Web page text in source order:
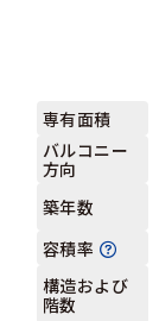
専有面積
バルコニー
方向
築年数
容積率
構造および
階数